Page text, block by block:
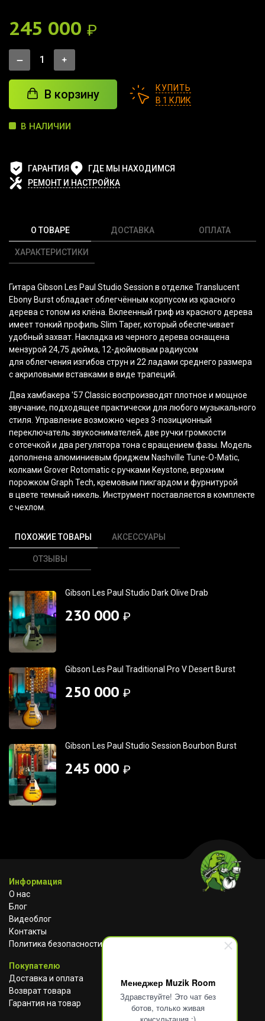
Менеджер Muzik Room
Здравствуйте! Это чат без
ботов, только живая
245 000 ₽
В корзину
КУПИТЬ
В 1 КЛИК
В НАЛИЧИИ
ГАРАНТИЯ
ГДЕ МЫ НАХОДИМСЯ
РЕМОНТ И НАСТРОЙКА
О ТОВАРЕ
ХАРАКТЕРИСТИКИ
ДОСТАВКА ОПЛАТА
Гитара Gibson Les Paul Studio Session в отделке Translucent
Ebony Burst обладает облегчённым корпусом из красного
дерева с топом из клёна. Вклеенный гриф из красного дерева
имеет тонкий профиль Slim Taper, который обеспечивает
удобный захват. Накладка из черного дерева оснащена
мензурой 24,75 дюйма, 12-дюймовым радиусом
для облегчения изгибов струн и 22 ладами среднего размера
с акриловыми вставками в виде трапеций.
Два хамбакера '57Classicвоспроизводят плотное и мощное
звучание, подходящее практически для любого музыкального
стиля. Управление возможно через 3-позиционный
переключатель звукоснимателей, две ручки громкости
с отсечкой и два регулятора тона c вращением фазы. Модель
дополнена алюминиевым бриджем Nashville Tune-O-Matic,
колками Grover Rotomaticс ручками Keystone, верхним
порожком Graph Tech, кремовым пикгардом и фурнитурой
в цвете темный никель. Инструмент поставляется в комплекте
с чехлом.
ПОХОЖИЕ ТОВАРЫ АКСЕССУАРЫ
ОТЗЫВЫ
Gibson Les Paul Studio Dark Olive Drab
230 000 ₽
Gibson Les Paul Traditional Pro V Desert Burst
250 000 ₽
Gibson Les Paul Studio Session Bourbon Burst
245 000 ₽
Информация
О нас
Блог
Видеоблог
Контакты
Политика безопасности
Покупателю
Доставка и оплата
Возврат товара
Гарантия на товар